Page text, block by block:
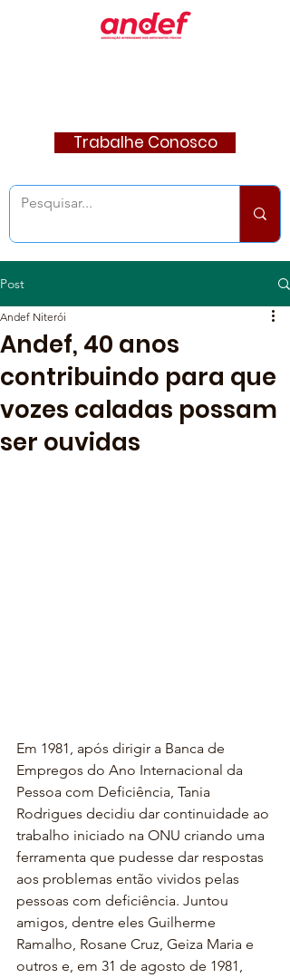
Trabalhe Conosco
Post
Andef, 40 anos
contribuindo para que
vozes caladas possam
ser ouvidas
Andef Niterói
Em 1981, após dirigir a Banca de
Empregos do Ano Internacional da
Pessoa com Deficiência, Tania
Rodrigues decidiu dar continuidade ao
trabalho iniciado na ONU criando uma
ferramenta que pudesse dar respostas
aos problemas então vividos pelas
pessoas com deficiência. Juntou
amigos, dentre eles Guilherme
Ramalho, Rosane Cruz, Geiza Maria e
outros e, em 31 de agosto de 1981,